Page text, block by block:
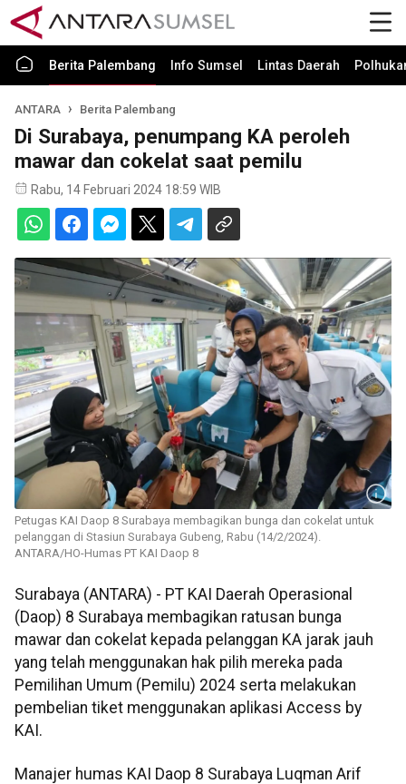
Berita Palembang Info Sumsel Lintas Daerah
ANTARA Berita Palembang
Di Surabaya, penumpang KA peroleh
mawar dan cokelat saat pemilu
Rabu, 14 Februari 2024 18:59 WIB
Petugas KAI Daop 8 Surabaya membagikan bunga dan cokelat untuk
pelanggan di Stasiun Surabaya Gubeng, Rabu (14/2/2024).
ANTARA/HO-Humas PT KAI Daop 8
Surabaya (ANTARA) - PT KAI Daerah Operasional
(Daop) 8 Surabaya membagikan ratusan bunga
mawar dan cokelat kepada pelanggan KA jarak jauh
yang telah menggunakan hak pilih mereka pada
Pemilihan Umum (Pemilu) 2024 serta melakukan
pembelian tiket menggunakan aplikasi Access by
KAI.
Manajer humas KAI Daop 8 Surabaya Luqman Arif